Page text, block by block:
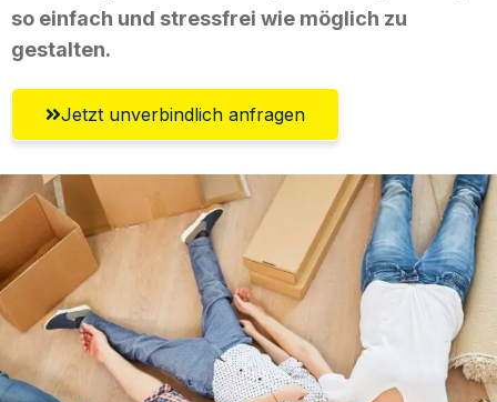
so einfach und stressfrei wie möglich zu
gestalten.
Jetzt unverbindlich anfragen